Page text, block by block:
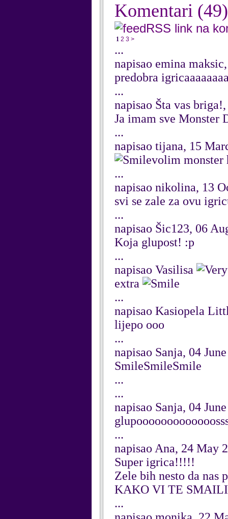
Komentari (49)
RSS link na
1 2 3 >
...
napisao emina
predobra
...
napisao Šta vas
Ja imam sve Monster
...
napisao tijana, 15
volim monster
...
napisao nikolina, 13
svi se zale za ovu
...
napisao Šic123, 06
Koja glupost! :p
...
napisao Vasilisa
extra
...
napisao Kasiopela
lijepo ooo
...
napisao Sanja, 04
SmileSmileSmile
...
...
napisao Sanja, 04
...
napisao Ana, 24 May
Super igrica!!!!!
Zele bih nesto da nas
KAKO VI TE
...